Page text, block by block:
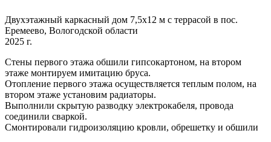
Двухэтажный каркасный дом 7,5х12 м с террасой в пос.
Еремеево, Вологодской области
2025 г.
Стены первого этажа обшили гипсокартоном, на втором
этаже монтируем имитацию бруса.
Отопление первого этажа осуществляется теплым полом, на
втором этаже установим радиаторы.
Выполнили скрытую разводку электрокабеля, провода
соединили сваркой.
Смонтировали гидроизоляцию кровли, обрешетку и обшили